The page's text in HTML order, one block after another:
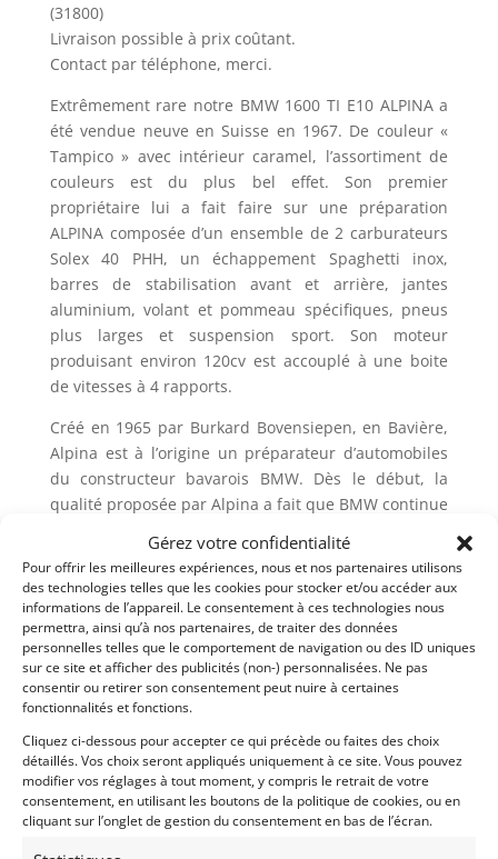
Gérez votre confidentialité
Pour offrir les meilleures expériences, nous et nos partenaires utilisons
des technologies telles que les cookies pour stocker et/ou accéder aux
informations de l’appareil. Le consentement à ces technologies nous
permettra, ainsi qu’à nos partenaires, de traiter des données
personnelles telles que le comportement de navigation ou des ID uniques
sur ce site et afficher des publicités (non-) personnalisées. Ne pas
consentir ou retirer son consentement peut nuire à certaines
fonctionnalités et fonctions.
Cliquez ci-dessous pour accepter ce qui précède ou faites des choix
détaillés. Vos choix seront appliqués uniquement à ce site. Vous pouvez
modifier vos réglages à tout moment, y compris le retrait de votre
consentement, en utilisant les boutons de la politique de cookies, ou en
cliquant sur l’onglet de gestion du consentement en bas de l’écran.
(31800)
Livraison possible à prix coûtant.
Contact par téléphone, merci.
Extrêmement rare notre BMW 1600 TI E10 ALPINA a
été vendue neuve en Suisse en 1967. De couleur «
Tampico » avec intérieur caramel, l’assortiment de
couleurs est du plus bel effet. Son premier
propriétaire lui a fait faire sur une préparation
ALPINA composée d’un ensemble de 2 carburateurs
Solex 40 PHH, un échappement Spaghetti inox,
barres de stabilisation avant et arrière, jantes
aluminium, volant et pommeau spécifiques, pneus
plus larges et suspension sport. Son moteur
produisant environ 120cv est accouplé à une boite
de vitesses à 4 rapports.
Créé en 1965 par Burkard Bovensiepen, en Bavière,
Alpina est à l’origine un préparateur d’automobiles
du constructeur bavarois BMW. Dès le début, la
qualité proposée par Alpina a fait que BMW continue
Les préparations, sérieuses et substantielles, font
qu’ ALPINA fut reconnu comme constructeur
automobile dés 1983.
A l’utilisation, cette auto est un véritable plaisir
émettant un son envoûtant et permettant des
performances étonnantes.
Demandez une expertise de ce modèle
Partager cette annonce